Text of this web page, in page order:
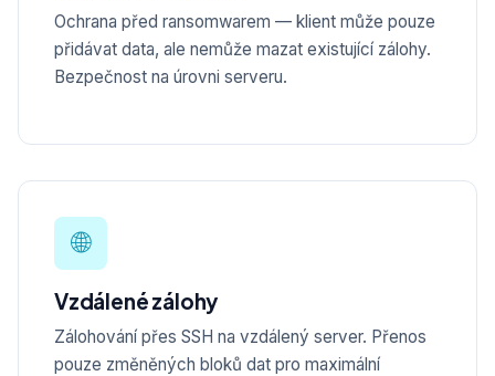
Ochrana před ransomwarem — klient může pouze
přidávat data, ale nemůže mazat existující zálohy.
Bezpečnost na úrovni serveru.
🌐
Vzdálené zálohy
Zálohování přes SSH na vzdálený server. Přenos
pouze změněných bloků dat pro maximální